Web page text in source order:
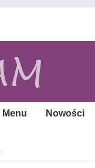
Menu Nowości